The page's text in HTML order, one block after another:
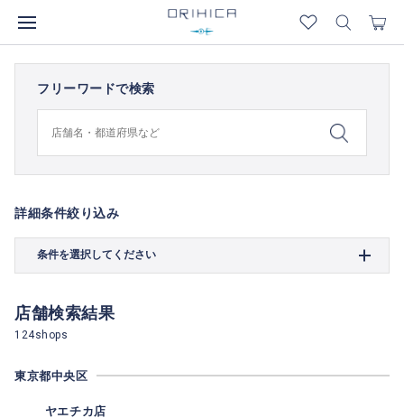
フリーワードで検索
詳細条件絞り込み
条件を選択してください
店舗検索結果
124shops
東京都中央区
ヤエチカ店